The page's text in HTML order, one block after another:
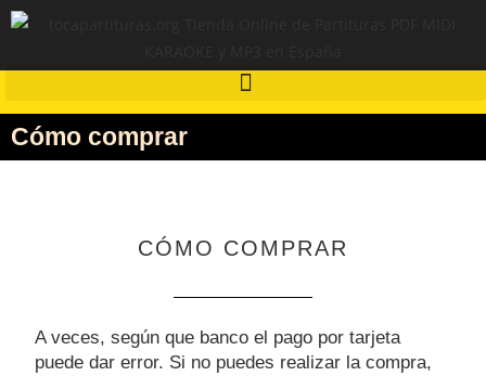
Cómo comprar
CÓMO COMPRAR
A veces, según que banco el pago por tarjeta
puede dar error. Si no puedes realizar la compra,